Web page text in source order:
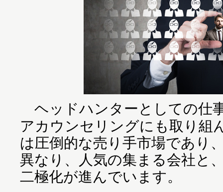
ヘッドハンターとしての仕
アカウンセリングにも取り組
は圧倒的な売り手市場であり
異なり、人気の集まる会社と
二極化が進んでいます。